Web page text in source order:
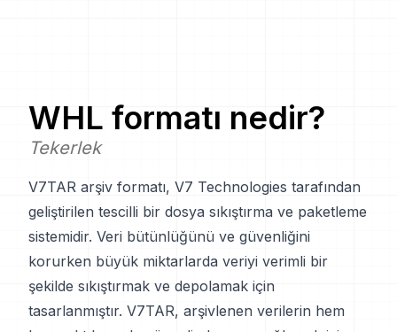
WHL formatı nedir?
Tekerlek
V7TAR arşiv formatı, V7 Technologies tarafından
geliştirilen tescilli bir dosya sıkıştırma ve paketleme
sistemidir. Veri bütünlüğünü ve güvenliğini
korurken büyük miktarlarda veriyi verimli bir
şekilde sıkıştırmak ve depolamak için
tasarlanmıştır. V7TAR, arşivlenen verilerin hem